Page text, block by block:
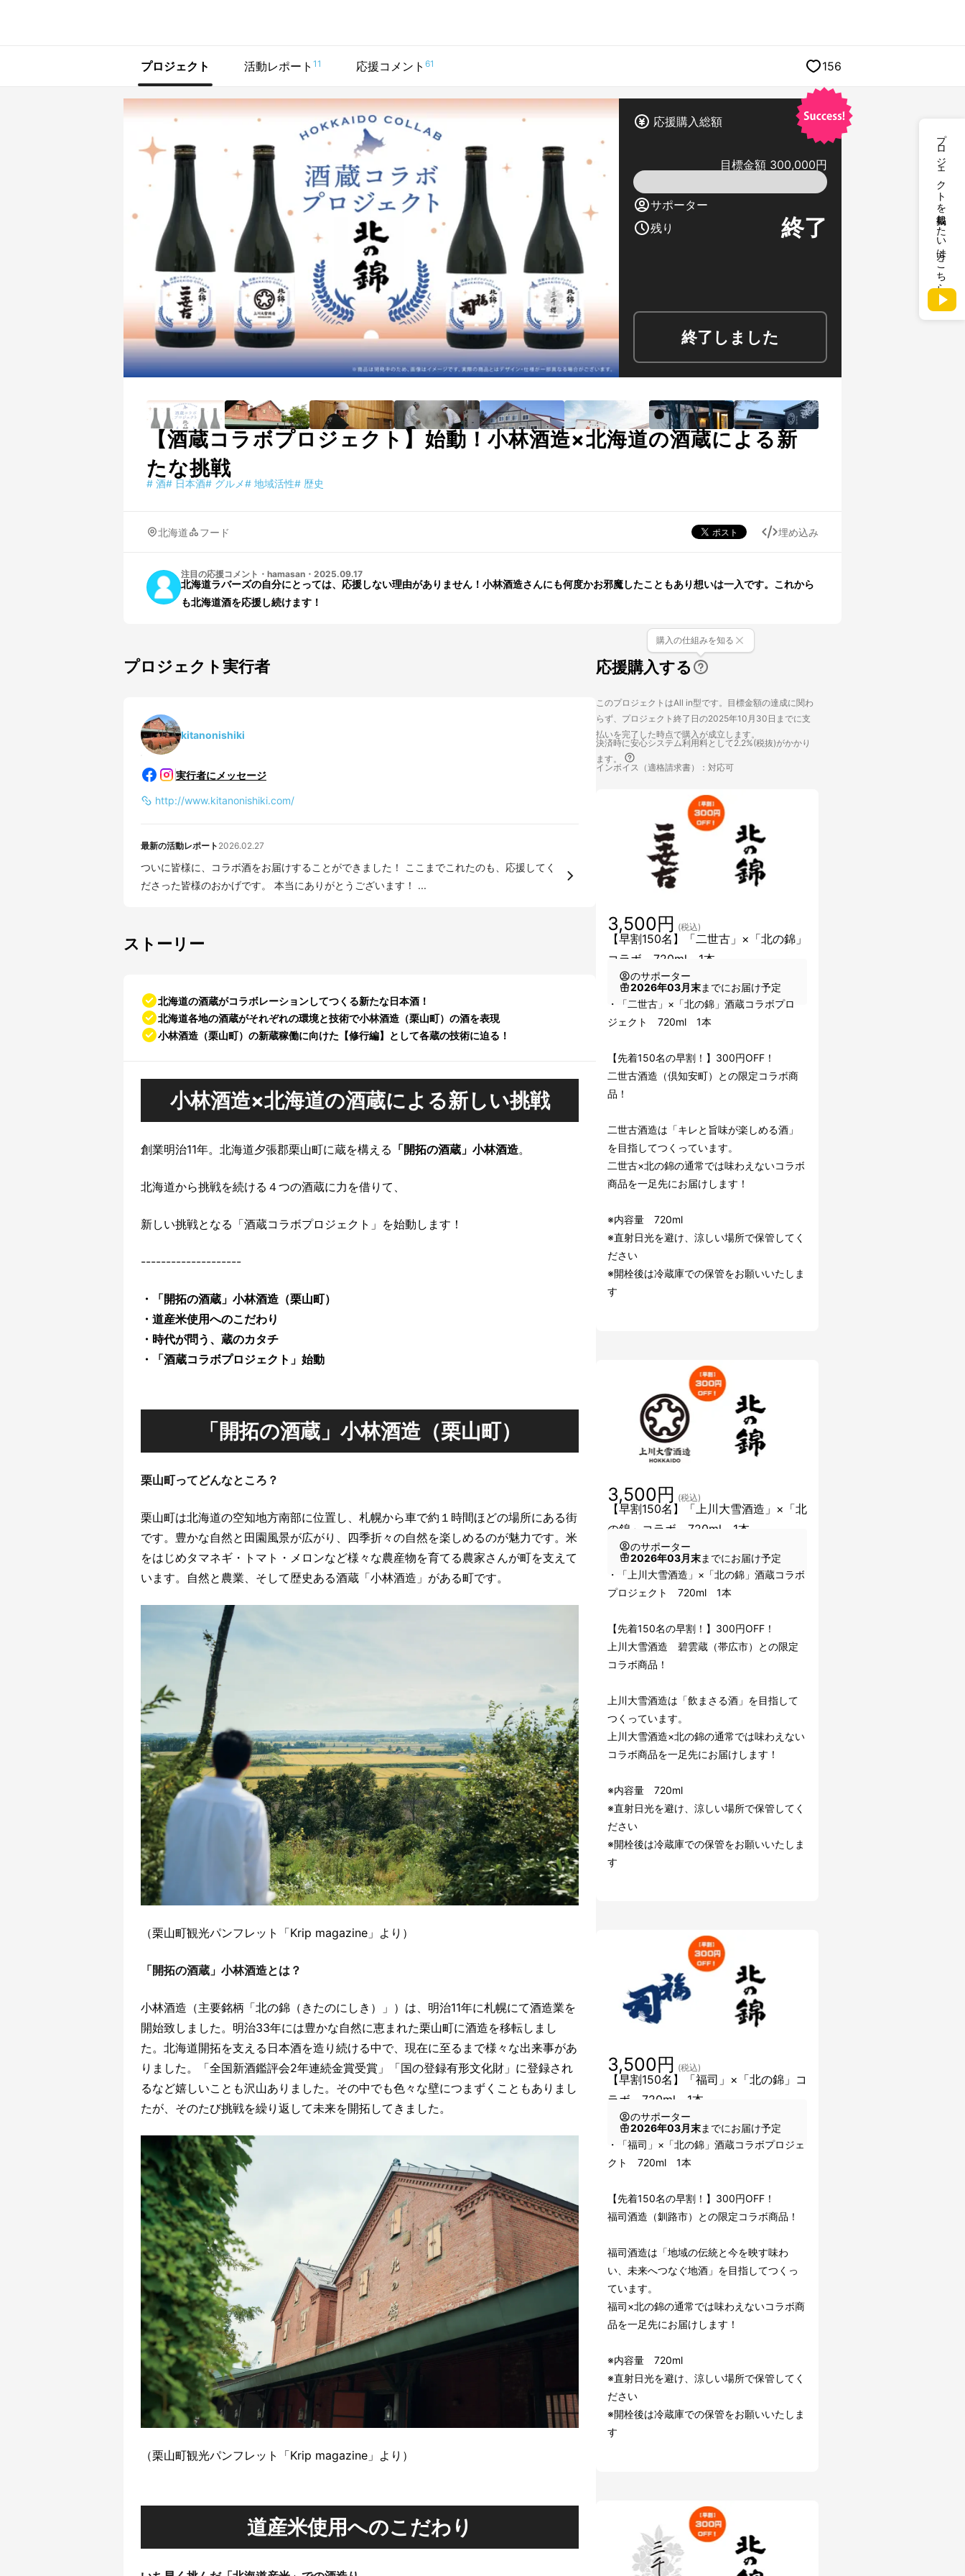
プロジェクトを掲載したい方はこちら
プロジェクト 活動レポート 11 応援コメント 61 156
応援購入総額
目標金額 300,000円
サポーター
残り
終了
終了しました
【酒蔵コラボプロジェクト】始動！小林酒造×北海道の酒蔵による新
たな挑戦
# 酒# 日本酒# グルメ# 地域活性# 歴史
北海道 フード 埋め込み
注目の応援コメント ・ hamasan ・ 2025.09.17
北海道ラバーズの自分にとっては、応援しない理由がありません！小林酒造さんにも何度かお邪魔したこともあり想いは一入です。これから
も北海道酒を応援し続けます！
プロジェクト実行者
kitanonishiki
実行者にメッセージ
http://www.kitanonishiki.com/
最新の活動レポート 2026.02.27
ついに皆様に、コラボ酒をお届けすることができました！ ここまでこれたのも、応援してく
ださった皆様のおかげです。 本当にありがとうございます！ ...
ストーリー
北海道の酒蔵がコラボレーションしてつくる新たな日本酒！
北海道各地の酒蔵がそれぞれの環境と技術で小林酒造（栗山町）の酒を表現
小林酒造（栗山町）の新蔵稼働に向けた【修行編】として各蔵の技術に迫る！
小林酒造×北海道の酒蔵による新しい挑戦
創業明治11年。北海道夕張郡栗山町に蔵を構える 「開拓の酒蔵」小林酒造。
北海道から挑戦を続ける４つの酒蔵に力を借りて、
新しい挑戦となる「酒蔵コラボプロジェクト」を始動します！
--------------------
・「開拓の酒蔵」小林酒造（栗山町）
・道産米使用へのこだわり
・時代が問う、蔵のカタチ
・「酒蔵コラボプロジェクト」始動
「開拓の酒蔵」小林酒造（栗山町）
栗山町ってどんなところ？
栗山町は北海道の空知地方南部に位置し、札幌から車で約１時間ほどの場所にある街
です。豊かな自然と田園風景が広がり、四季折々の自然を楽しめるのが魅力です。米
をはじめタマネギ・トマト・メロンなど様々な農産物を育てる農家さんが町を支えて
います。自然と農業、そして歴史ある酒蔵「小林酒造」がある町です。
（栗山町観光パンフレット「Krip magazine」より）
「開拓の酒蔵」小林酒造とは？
小林酒造（主要銘柄「北の錦（きたのにしき）」）は、明治11年に札幌にて酒造業を
開始致しました。明治33年には豊かな自然に恵まれた栗山町に酒造を移転しまし
た。北海道開拓を支える日本酒を造り続ける中で、現在に至るまで様々な出来事があ
りました。「全国新酒鑑評会2年連続金賞受賞」「国の登録有形文化財」に登録され
るなど嬉しいことも沢山ありました。その中でも色々な壁につまずくこともありまし
たが、そのたび挑戦を繰り返して未来を開拓してきました。
（栗山町観光パンフレット「Krip magazine」より）
道産米使用へのこだわり
応援購入する
購入の仕組みを知る
このプロジェクトはAll in型です。目標金額の達成に関わ
らず、プロジェクト終了日の2025年10月30日までに支
払いを完了した時点で購入が成立します。
決済時に安心システム利用料として2.2%(税抜)がかかり
ます。
インボイス（適格請求書）：対応可
【早割150名】「二世古」×「北の錦」
コラボ 720ml 1本
3,500円 (税込)
のサポーター
2026年03月末までにお届け予定
・「二世古」×「北の錦」酒蔵コラボプロ
ジェクト 720ml 1本
【先着150名の早割！】300円OFF！
二世古酒造（倶知安町）との限定コラボ商
品！
二世古酒造は「キレと旨味が楽しめる酒」
を目指してつくっています。
二世古×北の錦の通常では味わえないコラボ
商品を一足先にお届けします！
※内容量 720ml
※直射日光を避け、涼しい場所で保管してく
ださい
※開栓後は冷蔵庫での保管をお願いいたしま
す
【早割150名】「上川大雪酒造」×「北
の錦」コラボ 720ml 1本
3,500円 (税込)
のサポーター
2026年03月末までにお届け予定
・「上川大雪酒造」×「北の錦」酒蔵コラボ
プロジェクト 720ml 1本
【先着150名の早割！】300円OFF！
上川大雪酒造 碧雲蔵（帯広市）との限定
コラボ商品！
上川大雪酒造は「飲まさる酒」を目指して
つくっています。
上川大雪酒造×北の錦の通常では味わえない
コラボ商品を一足先にお届けします！
※内容量 720ml
※直射日光を避け、涼しい場所で保管してく
ださい
※開栓後は冷蔵庫での保管をお願いいたしま
す
【早割150名】「福司」×「北の錦」コ
ラボ 720ml 1本
3,500円 (税込)
のサポーター
2026年03月末までにお届け予定
・「福司」×「北の錦」酒蔵コラボプロジェ
クト 720ml 1本
【先着150名の早割！】300円OFF！
福司酒造（釧路市）との限定コラボ商品！
福司酒造は「地域の伝統と今を映す味わ
い、未来へつなぐ地酒」を目指してつくっ
ています。
福司×北の錦の通常では味わえないコラボ商
品を一足先にお届けします！
※内容量 720ml
※直射日光を避け、涼しい場所で保管してく
ださい
※開栓後は冷蔵庫での保管をお願いいたしま
す